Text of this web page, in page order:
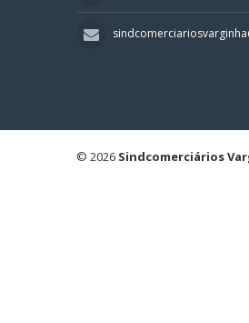
© 2026 Sindcomerciários